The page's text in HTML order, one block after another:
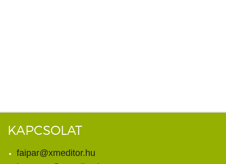
KAPCSOLAT
faipar@xmeditor.hu